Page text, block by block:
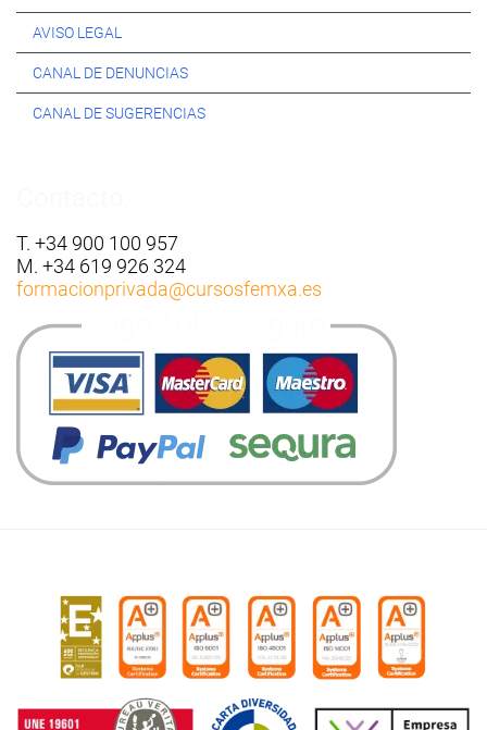
AVISO LEGAL
CANAL DE DENUNCIAS
CANAL DE SUGERENCIAS
T. +34 900 100 957
M. +34 619 926 324
formacionprivada@cursosfemxa.es